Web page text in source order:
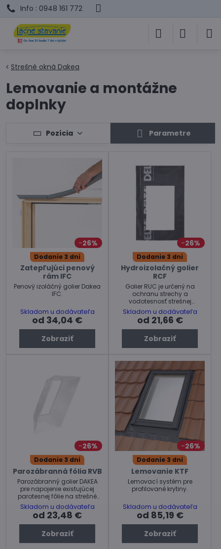
Info : 0948 161 772
Strešné okná Dakea
Lemovanie a montážne
doplnky
Pozícia Parametre
26%
Dodanie 3 dni
Zatepľujúci penový
rám IFC
Penový izoláčný golier Dakea
IFC.
Skladom u dodávateľa
od 34,04 €
Zobraziť
26%
Dodanie 3 dni
Hydroizolačný golier
RCF
Golier RUC je určený na
ochranu strechy a
vodotesnosť strešnej
konštrukcie.
Skladom u dodávateľa
od 21,66 €
Zobraziť
26%
Dodanie 3 dni
Parozábranná fólia RVB
Parozábranný golier DAKEA
pre napojenie existujúcej
parotesnej fólie na strešné
okno.
Skladom u dodávateľa
od 23,48 €
Zobraziť
26%
Dodanie 3 dni
Lemovanie KTF
Lemovací systém pre
profilované krytiny.
Skladom u dodávateľa
od 85,19 €
Zobraziť